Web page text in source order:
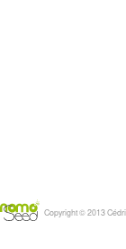
Copyright © 2013